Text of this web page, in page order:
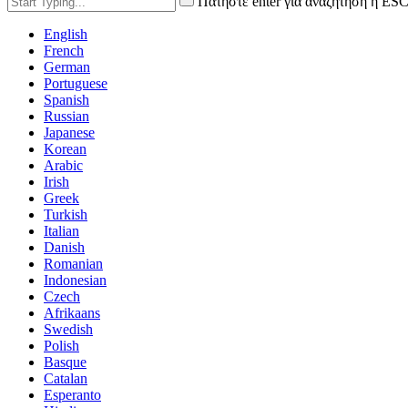
English
French
German
Portuguese
Spanish
Russian
Japanese
Korean
Arabic
Irish
Greek
Turkish
Italian
Danish
Romanian
Indonesian
Czech
Afrikaans
Swedish
Polish
Basque
Catalan
Esperanto